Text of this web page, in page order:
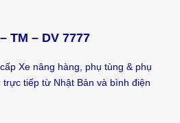
TM – DV 7777
Xe nâng hàng, phụ tùng & phụ
tiếp từ Nhật Bản và bình điện